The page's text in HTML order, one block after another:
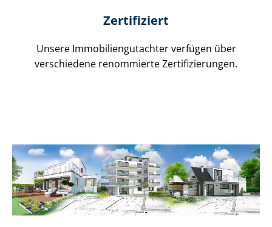
Zertifiziert
Unsere Immobilien­gutachter verfügen über
verschiedene renommierte Zer­ti­fi­zie­run­gen.